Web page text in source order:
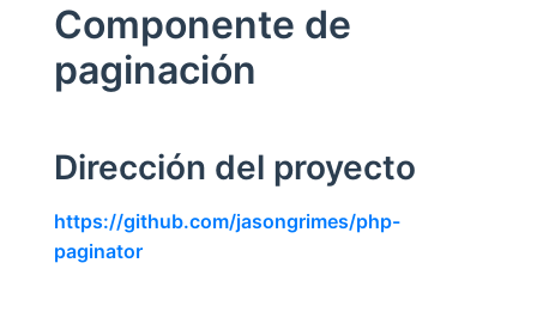
Componente de
paginación
Dirección del proyecto
https://github.com/jasongrimes/php-
paginator